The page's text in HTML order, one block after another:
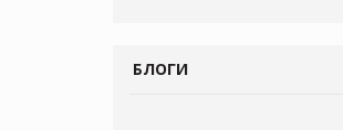
БЛОГИ